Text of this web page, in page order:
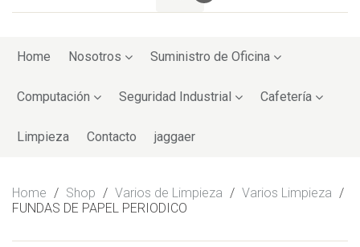
toHome Nosotros Suministro de Oficina
Computación Seguridad Industrial Cafetería
Limpieza Contacto jaggaer
Home / Shop / Varios de Limpieza / Varios Limpieza /
FUNDAS DE PAPEL PERIODICO